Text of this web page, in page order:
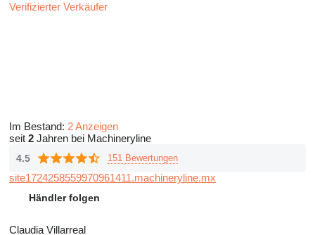
Verifizierter Verkäufer
Im Bestand: 2 Anzeigen
seit 2 Jahren bei Machineryline
4.5 151 Bewertungen
site1724258559970961411.machineryline.mx
Händler folgen
Claudia Villarreal